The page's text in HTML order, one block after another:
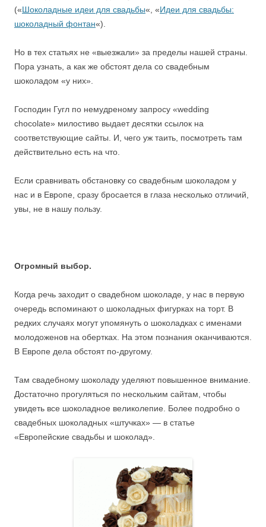
(«Шоколадные идеи для свадьбы«, «Идеи для свадьбы:
шоколадный фонтан«).
Но в тех статьях не «выезжали» за пределы нашей страны.
Пора узнать, а как же обстоят дела со свадебным
шоколадом «у них».
Господин Гугл по немудреному запросу «wedding
chocolate» милостиво выдает десятки ссылок на
соответствующие сайты. И, чего уж таить, посмотреть там
действительно есть на что.
Если сравнивать обстановку со свадебным шоколадом у
нас и в Европе, сразу бросается в глаза несколько отличий,
увы, не в нашу пользу.
Огромный выбор.
Когда речь заходит о свадебном шоколаде, у нас в первую
очередь вспоминают о шоколадных фигурках на торт. В
редких случаях могут упомянуть о шоколадках с именами
молодоженов на обертках. На этом познания оканчиваются.
В Европе дела обстоят по-другому.
Там свадебному шоколаду уделяют повышенное внимание.
Достаточно прогуляться по нескольким сайтам, чтобы
увидеть все шоколадное великолепие. Более подробно о
свадебных шоколадных «штучках» — в статье
«Европейские свадьбы и шоколад».